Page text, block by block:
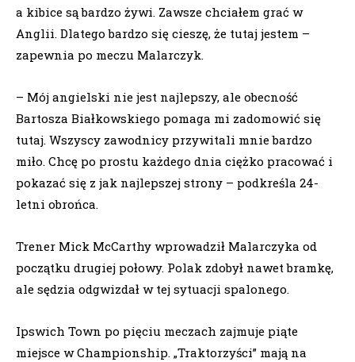
a kibice są bardzo żywi. Zawsze chciałem grać w
Anglii. Dlatego bardzo się cieszę, że tutaj jestem –
zapewnia po meczu Malarczyk.
– Mój angielski nie jest najlepszy, ale obecność
Bartosza Białkowskiego pomaga mi zadomowić się
tutaj. Wszyscy zawodnicy przywitali mnie bardzo
miło. Chcę po prostu każdego dnia ciężko pracować i
pokazać się z jak najlepszej strony – podkreśla 24-
letni obrońca.
Trener Mick McCarthy wprowadził Malarczyka od
początku drugiej połowy. Polak zdobył nawet bramkę,
ale sędzia odgwizdał w tej sytuacji spalonego.
Ipswich Town po pięciu meczach zajmuje piąte
miejsce w Championship. „Traktorzyści” mają na